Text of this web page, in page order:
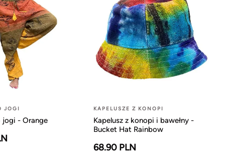
JOGI
jogi - Orange
KAPELUSZE Z KONOPI
Kapelusz z konopi i bawełny -
Bucket Hat Rainbow
68.90 PLN